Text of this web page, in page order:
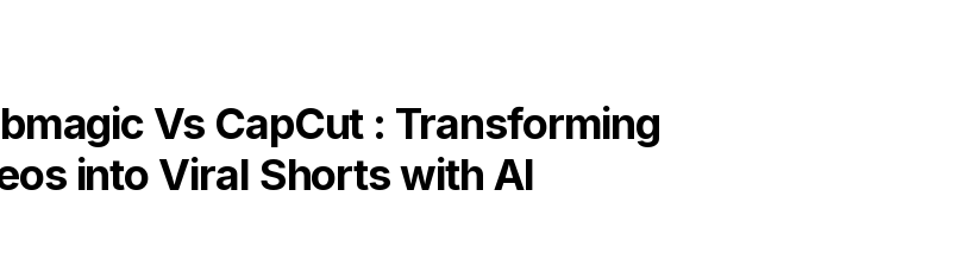
Vs CapCut : Transforming
into Viral Shorts with AI